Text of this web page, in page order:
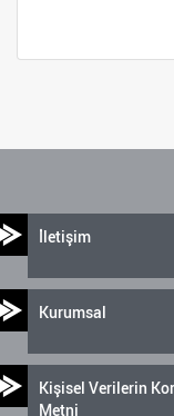
İletişim
Kurumsal
Kişisel Verilerin
Metni